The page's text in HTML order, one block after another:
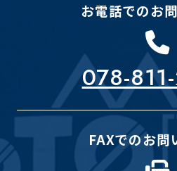
お電話でのお
078-
FAXでのお問